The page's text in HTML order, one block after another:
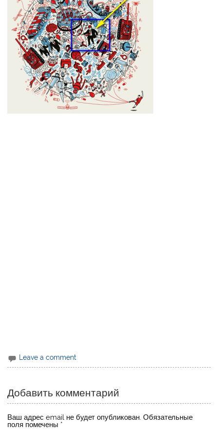
Leave a comment
Добавить комментарий
Ваш адрес email не будет опубликован. Обязательные
поля помечены *